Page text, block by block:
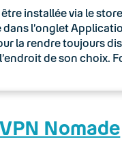
installée via le
l’onglet
la rendre toujours
de son
Nomade